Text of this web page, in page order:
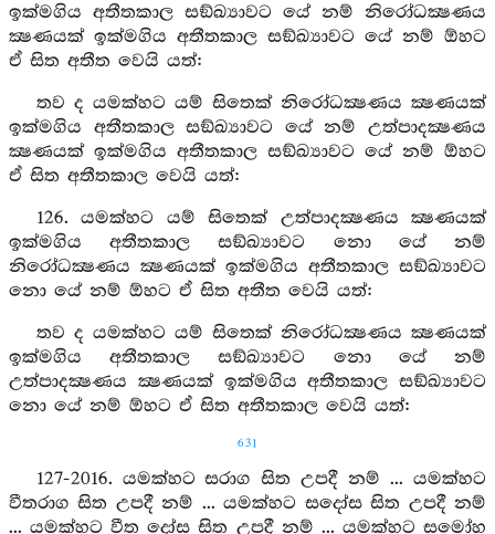
ඉක්මගිය අතීතකාල සඞ්ඛ්‍යාවට යේ නම් නිරෝධක්‍ෂණය
ක්‍ෂණයක් ඉක්මගිය අතීතකාල සඞ්ඛ්‍යාවට යේ නම් ඕහට
ඒ සිත අතීත වෙයි යත්:
තව ද යමක්හට යම් සිතෙක් නිරෝධක්‍ෂණය ක්‍ෂණයක්
ඉක්මගිය අතීතකාල සඞ්ඛ්‍යාවට යේ නම් උත්පාදක්‍ෂණය
ක්‍ෂණයක් ඉක්මගිය අතීතකාල සඞ්ඛ්‍යාවට යේ නම් ඕහට
ඒ සිත අතීතකාල වෙයි යත්:
126. යමක්හට යම් සිතෙක් උත්පාදක්‍ෂණය ක්‍ෂණයක්
ඉක්මගිය අතීතකාල සඞ්ඛ්‍යාවට නො යේ නම්
නිරෝධක්‍ෂණය ක්‍ෂණයක් ඉක්මගිය අතීතකාල සඞ්ඛ්‍යාවට
නො යේ නම් ඕහට ඒ සිත අතීත වෙයි යත්:
තව ද යමක්හට යම් සිතෙක් නිරෝධක්‍ෂණය ක්‍ෂණයක්
ඉක්මගිය අතීතකාල සඞ්ඛ්‍යාවට නො යේ නම්
උත්පාදක්‍ෂණය ක්‍ෂණයක් ඉක්මගිය අතීතකාල සඞ්ඛ්‍යාවට
නො යේ නම් ඕහට ඒ සිත අතීතකාල වෙයි යත්:
631
127-2016. යමක්හට සරාග සිත උපදී නම් ... යමක්හට
වීතරාග සිත උපදී නම් ... යමක්හට සදෝස සිත උපදී නම්
... යමක්හට වීත දෝස සිත උපදී නම් ... යමක්හට සමෝහ